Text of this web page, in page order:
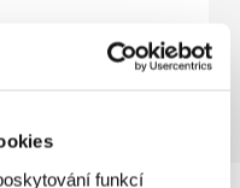
funkcí